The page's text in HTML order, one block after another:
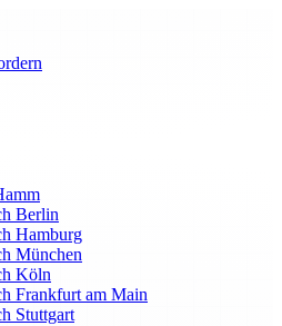
Berlin
Hamburg
München
Köln
Frankfurt am Main
Stuttgart